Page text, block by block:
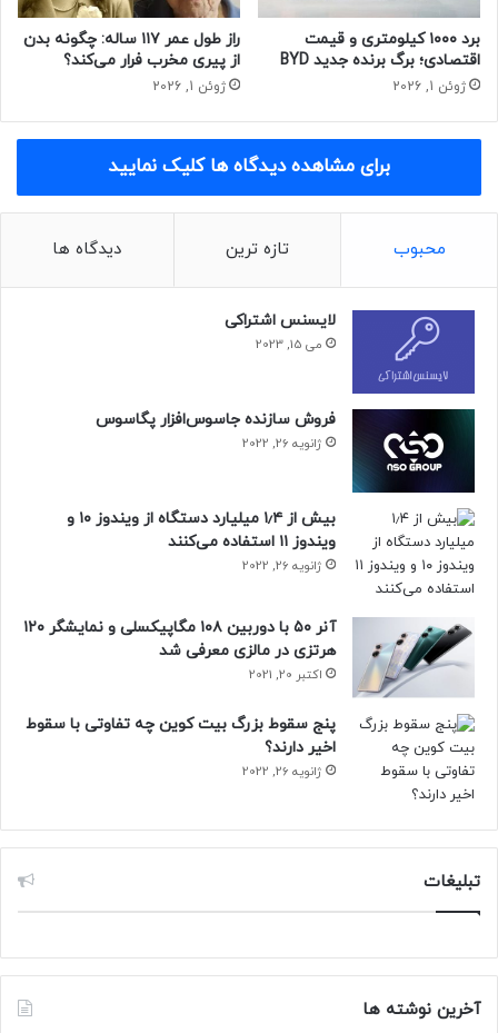
برد ۱۰۰۰ کیلومتری و قیمت
اقتصادی؛ برگ برنده جدید BYD
ژوئن 1, 2026
راز طول عمر ۱۱۷ ساله: چگونه بدن
از پیری مخرب فرار می‌کند؟
ژوئن 1, 2026
برای مشاهده دیدگاه ها کلیک نمایید
محبوب تازه ترین دیدگاه ها
لایسنس اشتراکی
می 15, 2023
فروش سازنده جاسوس‌افزار پگاسوس
ژانویه 26, 2022
بیش از ۱٫۴ میلیارد دستگاه از ویندوز ۱۰ و
ویندوز ۱۱ استفاده می‌کنند
ژانویه 26, 2022
آنر ۵۰ با دوربین ۱۰۸ مگاپیکسلی و نمایشگر ۱۲۰
هرتزی در مالزی معرفی شد
اکتبر 20, 2021
پنج سقوط بزرگ بیت کوین چه تفاوتی با سقوط
اخیر دارند؟
ژانویه 26, 2022
تبلیغات
آخرین نوشته ها